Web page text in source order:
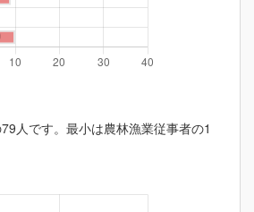
人です。最小は農林漁業従事者の1